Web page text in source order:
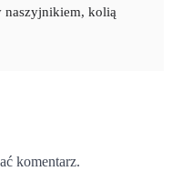
naszyjnikiem, kolią
komentarz.